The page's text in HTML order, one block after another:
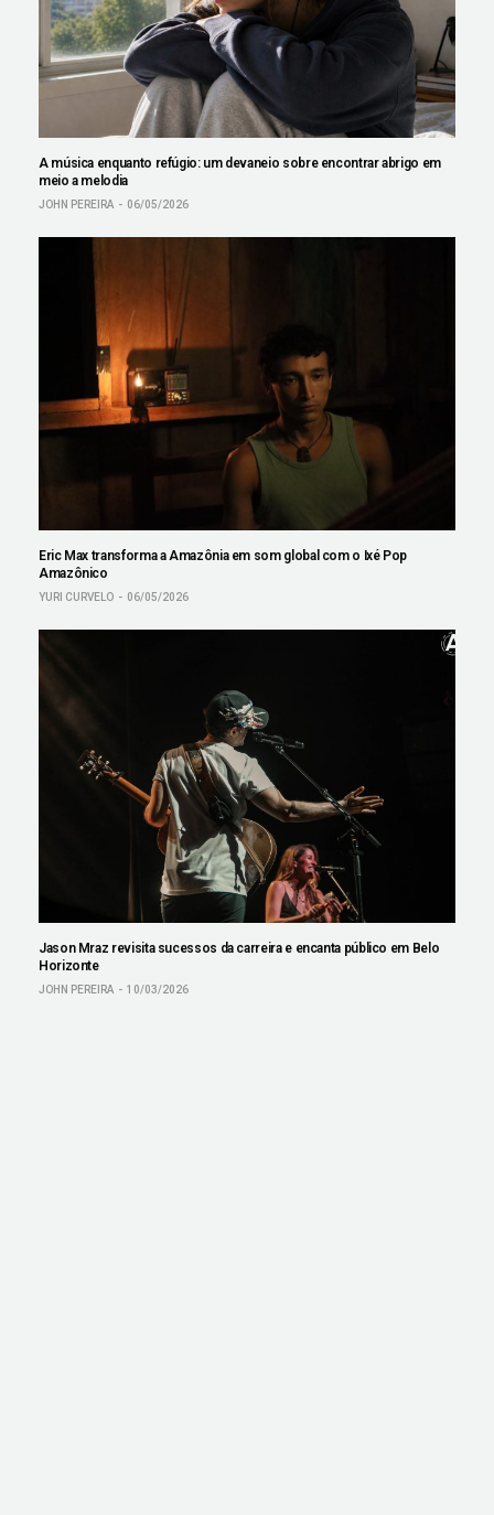
A música enquanto refúgio: um devaneio sobre encontrar abrigo em
meio a melodia
JOHN PEREIRA 06/05/2026
Eric Max transforma a Amazônia em som global com o Ixé Pop
Amazônico
YURI CURVELO 06/05/2026
Jason Mraz revisita sucessos da carreira e encanta público em Belo
Horizonte
JOHN PEREIRA 10/03/2026